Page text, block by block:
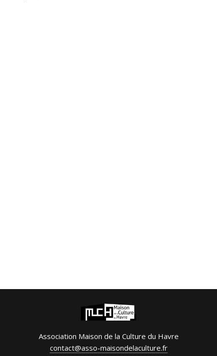
Association Maison de la Culture du Havre
contact@asso-maisondelaculture.fr